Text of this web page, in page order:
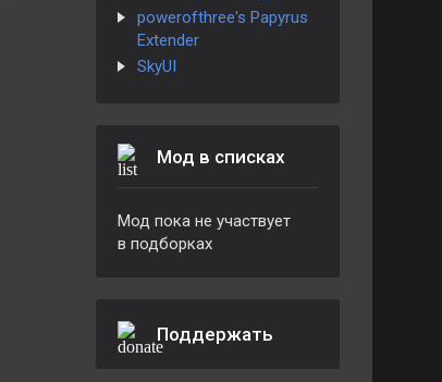
powerofthree's Papyrus
Extender
SkyUI
Мод в списках
Мод пока не участвует
в подборках
Поддержать